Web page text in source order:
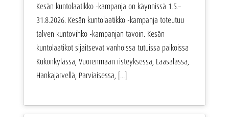
Kesän kuntolaatikko -kampanja on käynnissä 1.5.–
31.8.2026. Kesän kuntolaatikko -kampanja toteutuu
talven kuntovihko -kampanjan tavoin. Kesän
kuntolaatikot sijaitsevat vanhoissa tutuissa paikoissa
Kukonkylässä, Vuorenmaan risteyksessä, Laasalassa,
Hankajärvellä, Parviaisessa, [...]